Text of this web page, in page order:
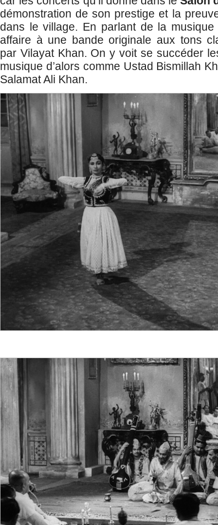
démonstration de son prestige et la
dans le village. En parlant de la
affaire à une bande originale aux tons
par Vilayat Khan. On y voit se succéder
musique d’alors comme Ustad Bismillah
Salamat Ali Khan.